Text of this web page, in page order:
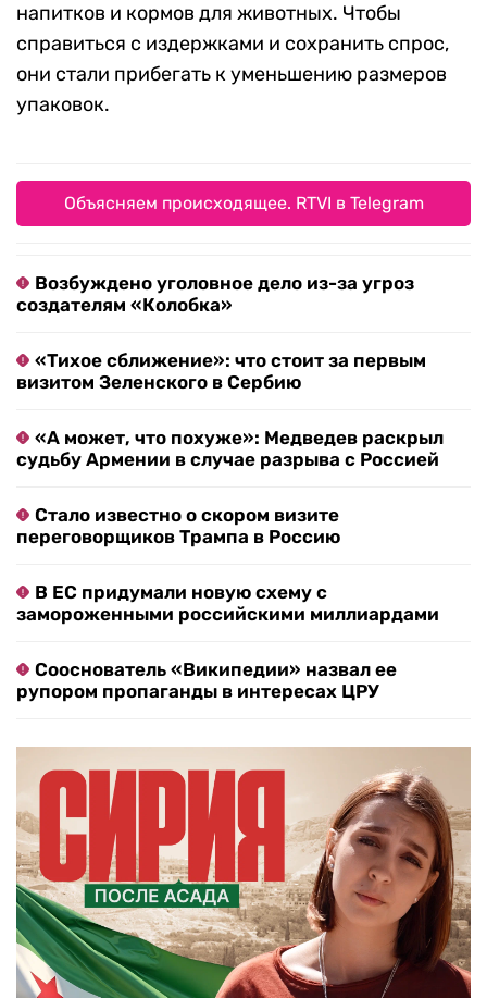
напитков и кормов для животных. Чтобы
справиться с издержками и сохранить спрос,
они стали прибегать к уменьшению размеров
упаковок.
Объясняем происходящее. RTVI в Telegram
Возбуждено уголовное дело из-за угроз
создателям «Колобка»
«Тихое сближение»: что стоит за первым
визитом Зеленского в Сербию
«А может, что похуже»: Медведев раскрыл
судьбу Армении в случае разрыва с Россией
Стало известно о скором визите
переговорщиков Трампа в Россию
В ЕС придумали новую схему с
замороженными российскими миллиардами
Сооснователь «Википедии» назвал ее
рупором пропаганды в интересах ЦРУ